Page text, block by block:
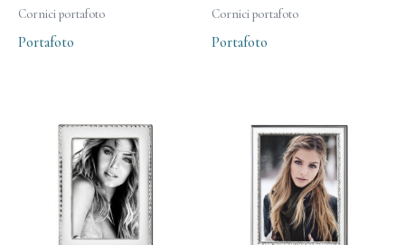
Cornici portafoto
Portafoto
Cornici portafoto
Portafoto